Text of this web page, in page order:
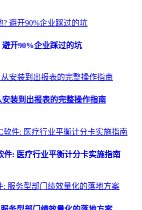
开90%企业踩过的坑
装到出报表的完整操作指南
件: 医疗行业平衡计分卡实施指南